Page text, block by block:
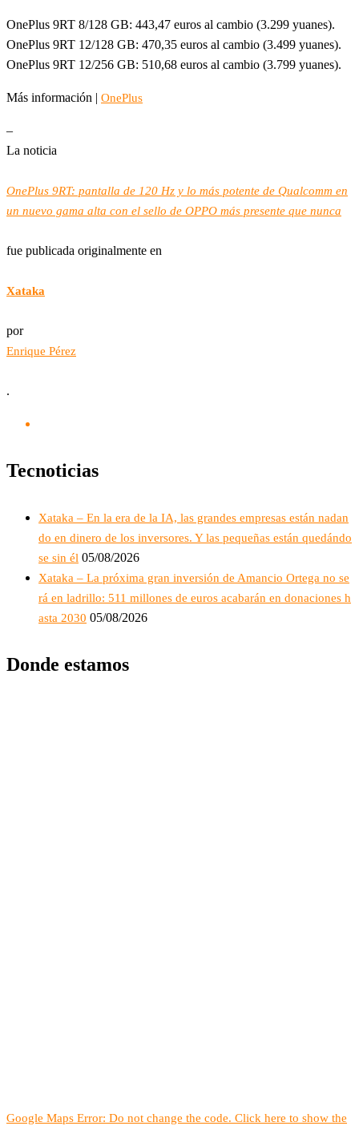
OnePlus 9RT 8/128 GB: 443,47 euros al cambio (3.299 yuanes).
OnePlus 9RT 12/128 GB: 470,35 euros al cambio (3.499 yuanes).
OnePlus 9RT 12/256 GB: 510,68 euros al cambio (3.799 yuanes).
Más información | OnePlus
–
La noticia
OnePlus 9RT: pantalla de 120 Hz y lo más potente de Qualcomm en
un nuevo gama alta con el sello de OPPO más presente que nunca
fue publicada originalmente en
Xataka
por
Enrique Pérez
.
Tecnoticias
Xataka – En la era de la IA, las grandes empresas están nadan
do en dinero de los inversores. Y las pequeñas están quedándo
se sin él 05/08/2026
Xataka – La próxima gran inversión de Amancio Ortega no se
rá en ladrillo: 511 millones de euros acabarán en donaciones h
asta 2030 05/08/2026
Donde estamos
Google Maps Error: Do not change the code. Click here to show the